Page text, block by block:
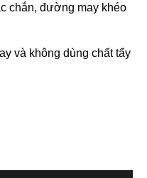
chắn, đường may khéo
và không dùng chất tẩy